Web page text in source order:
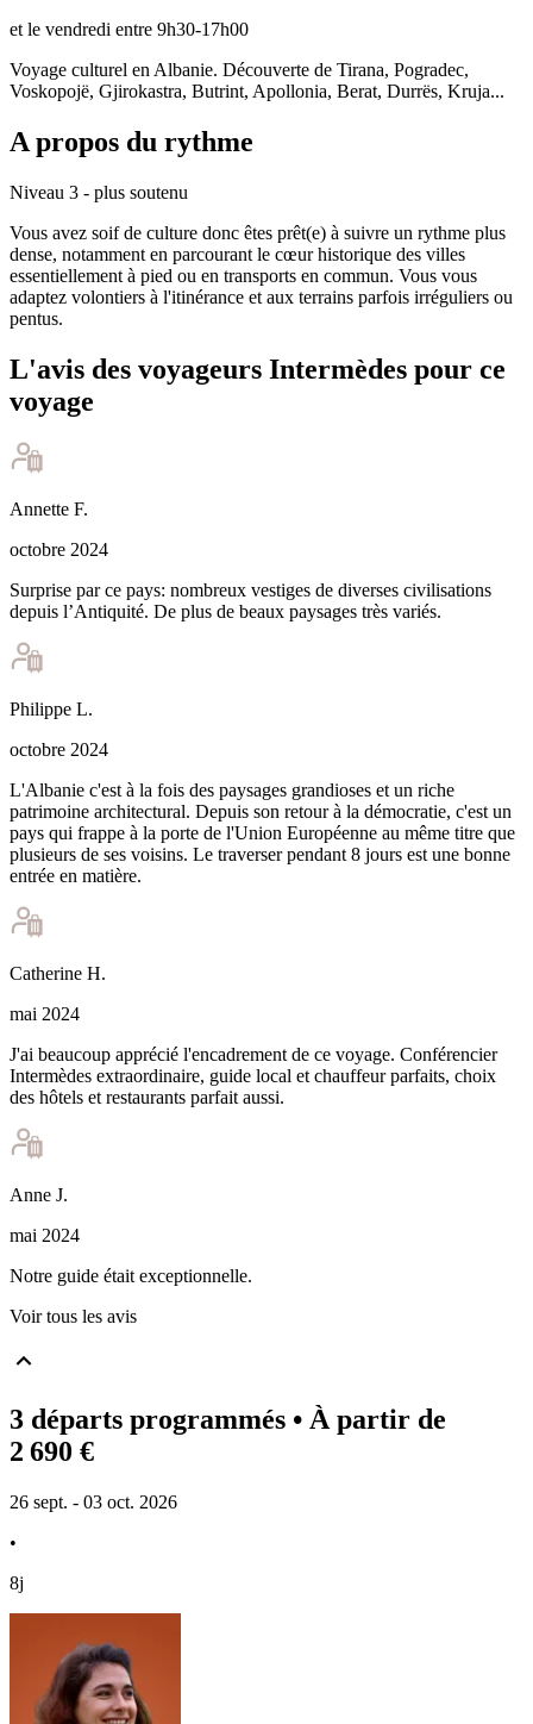
et le vendredi entre 9h30-17h00
Voyage culturel en Albanie. Découverte de Tirana, Pogradec,
Voskopojë, Gjirokastra, Butrint, Apollonia, Berat, Durrës, Kruja...
A propos du rythme
Niveau 3 - plus soutenu
Vous avez soif de culture donc êtes prêt(e) à suivre un rythme plus
dense, notamment en parcourant le cœur historique des villes
essentiellement à pied ou en transports en commun. Vous vous
adaptez volontiers à l'itinérance et aux terrains parfois irréguliers ou
pentus.
L'avis des voyageurs Intermèdes pour ce
voyage
Annette F.
octobre 2024
Surprise par ce pays: nombreux vestiges de diverses civilisations
depuis l’Antiquité. De plus de beaux paysages très variés.
Philippe L.
octobre 2024
L'Albanie c'est à la fois des paysages grandioses et un riche
patrimoine architectural. Depuis son retour à la démocratie, c'est un
pays qui frappe à la porte de l'Union Européenne au même titre que
plusieurs de ses voisins. Le traverser pendant 8 jours est une bonne
entrée en matière.
Catherine H.
mai 2024
J'ai beaucoup apprécié l'encadrement de ce voyage. Conférencier
Intermèdes extraordinaire, guide local et chauffeur parfaits, choix
des hôtels et restaurants parfait aussi.
Anne J.
mai 2024
Notre guide était exceptionnelle.
Voir tous les avis
3 départs programmés • À partir de
2 690 €
26 sept. - 03 oct. 2026
•
8j